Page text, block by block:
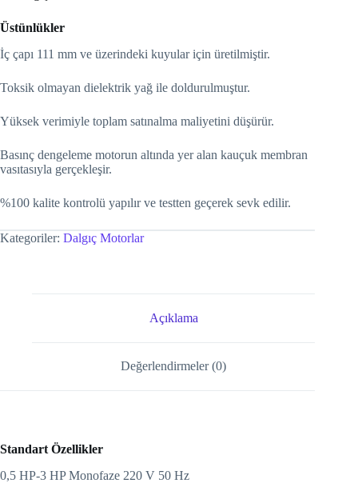
Üstünlükler
İç çapı 111 mm ve üzerindeki kuyular için üretilmiştir.
Toksik olmayan dielektrik yağ ile doldurulmuştur.
Yüksek verimiyle toplam satınalma maliyetini düşürür.
Basınç dengeleme motorun altında yer alan kauçuk membran
vasıtasıyla gerçekleşir.
%100 kalite kontrolü yapılır ve testten geçerek sevk edilir.
Kategoriler: Dalgıç Motorlar
Açıklama
Değerlendirmeler (0)
Standart Özellikler
0,5 HP-3 HP Monofaze 220 V 50 Hz